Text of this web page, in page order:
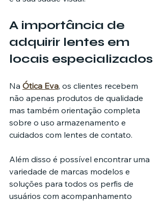
A importância de
adquirir lentes em
locais especializados
Na Ótica Eva, os clientes recebem
não apenas produtos de qualidade
mas também orientação completa
sobre o uso armazenamento e
cuidados com lentes de contato.
Além disso é possível encontrar uma
variedade de marcas modelos e
soluções para todos os perfis de
usuários com acompanhamento